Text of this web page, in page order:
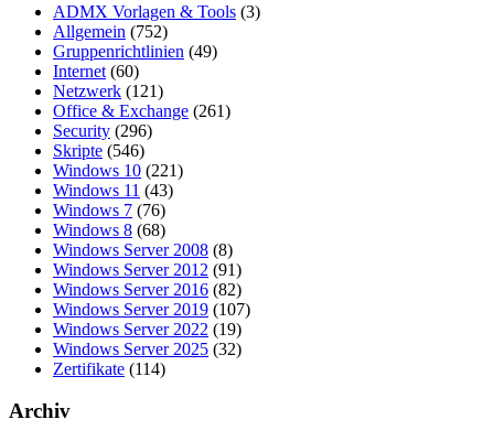
ADMX Vorlagen & Tools (3)
Allgemein (752)
Gruppenrichtlinien (49)
Internet (60)
Netzwerk (121)
Office & Exchange (261)
Security (296)
Skripte (546)
Windows 10 (221)
Windows 11 (43)
Windows 7 (76)
Windows 8 (68)
Windows Server 2008 (8)
Windows Server 2012 (91)
Windows Server 2016 (82)
Windows Server 2019 (107)
Windows Server 2022 (19)
Windows Server 2025 (32)
Zertifikate (114)
Archiv